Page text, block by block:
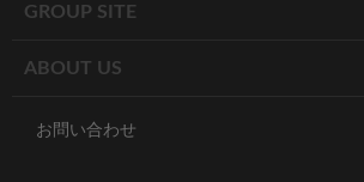
GROUP SITE
ABOUT US
お問い合わせ